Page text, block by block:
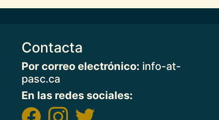
Contacta
Por correo electrónico: info-at-
pasc.ca
En las redes sociales: